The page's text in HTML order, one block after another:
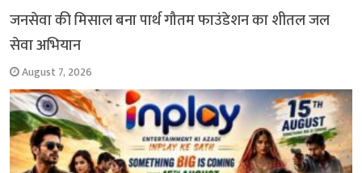
जनसेवा की मिसाल बना पार्थ गौतम फाउंडेशन का शीतल जल
सेवा अभियान
August 7, 2026